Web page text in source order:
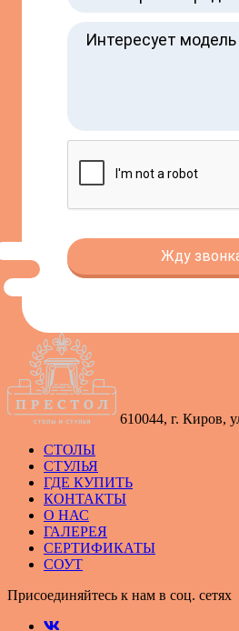
610044, г. Киров,
СТОЛЫ
СТУЛЬЯ
ГДЕ КУПИТЬ
КОНТАКТЫ
О НАС
ГАЛЕРЕЯ
СЕРТИФИКАТЫ
СОУТ
Присоединяйтесь к нам в соц. сетях